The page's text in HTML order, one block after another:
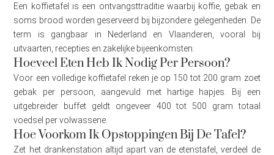
Een koffietafel is een ontvangsttraditie waarbij koffie, gebak en
soms brood worden geserveerd bij bijzondere gelegenheden. De
term is gangbaar in Nederland en Vlaanderen, vooral bij
uitvaarten, recepties en zakelijke bijeenkomsten.
Hoeveel Eten Heb Ik Nodig Per Persoon?
Voor een volledige koffietafel reken je op 150 tot 200 gram zoet
gebak per persoon, aangevuld met hartige hapjes. Bij een
uitgebreider buffet geldt ongeveer 400 tot 500 gram totaal
voedsel per volwassene.
Hoe Voorkom Ik Opstoppingen Bij De Tafel?
Zet het drankenstation altijd apart van de etenstafel, verdeel de